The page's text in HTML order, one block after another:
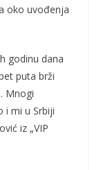
oko uvođenja
godinu dana
puta brži
Mnogi
i mi u Srbiji
iz „VIP